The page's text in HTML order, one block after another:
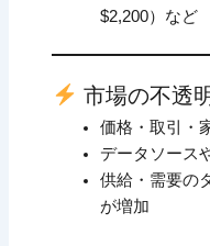
$2,200）など
市場の不透
価格・取引・
データソース
供給・需要の
が増加